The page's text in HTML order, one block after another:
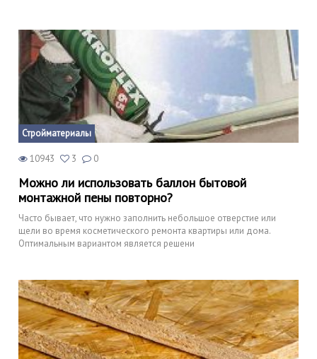
Стройматериалы
10943 3 0
Можно ли использовать баллон бытовой
монтажной пены повторно?
Часто бывает, что нужно заполнить небольшое отверстие или
щели во время косметического ремонта квартиры или дома.
Оптимальным вариантом является решени